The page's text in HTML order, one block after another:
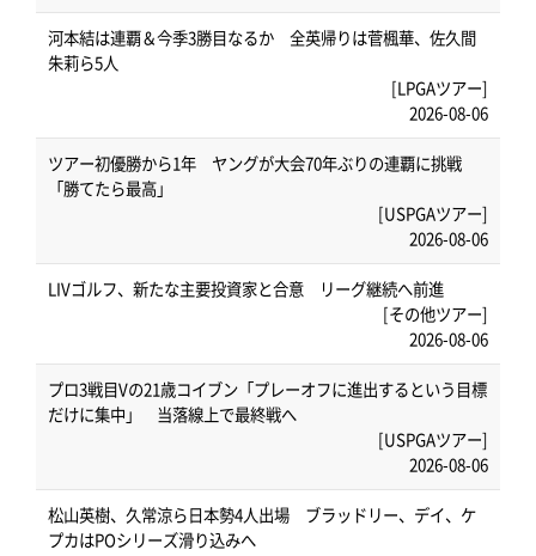
河本結は連覇＆今季3勝目なるか 全英帰りは菅楓華、佐久間
朱莉ら5人
[LPGAツアー]
2026-08-06
ツアー初優勝から1年 ヤングが大会70年ぶりの連覇に挑戦
「勝てたら最高」
[USPGAツアー]
2026-08-06
LIVゴルフ、新たな主要投資家と合意 リーグ継続へ前進
[その他ツアー]
2026-08-06
プロ3戦目Vの21歳コイブン「プレーオフに進出するという目標
だけに集中」 当落線上で最終戦へ
[USPGAツアー]
2026-08-06
松山英樹、久常涼ら日本勢4人出場 ブラッドリー、デイ、ケ
プカはPOシリーズ滑り込みへ